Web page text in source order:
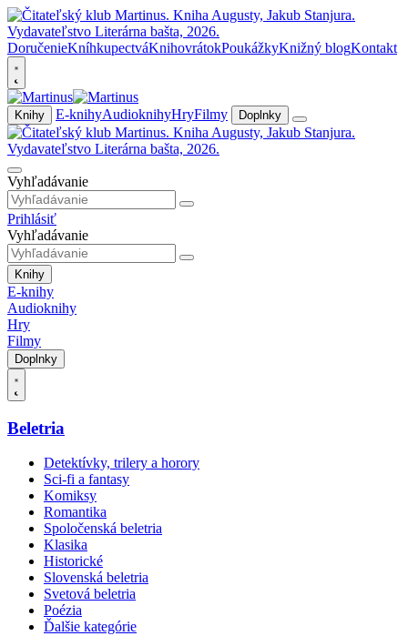
DoručenieKníhkupectváKnihovrátokPoukážkyKnižný blogKontakt
Knihy E-knihyAudioknihyHryFilmy Doplnky
Vyhľadávanie
Prihlásiť
Vyhľadávanie
Knihy
E-knihy
Audioknihy
Hry
Filmy
Doplnky
Beletria
Detektívky, trilery a horory
Sci-fi a fantasy
Komiksy
Romantika
Spoločenská beletria
Klasika
Historické
Slovenská beletria
Svetová beletria
Poézia
Ďalšie kategórie